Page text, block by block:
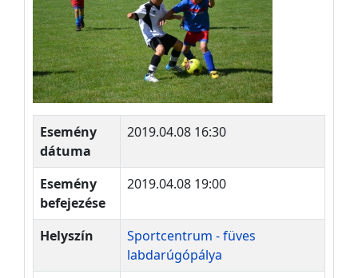
Esemény
dátuma
2019.04.08 16:30
Esemény
befejezése
2019.04.08 19:00
Helyszín
Sportcentrum - füves
labdarúgópálya